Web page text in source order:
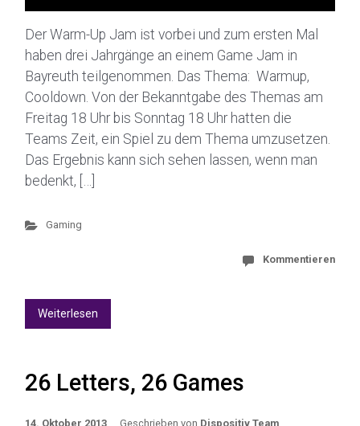
Der Warm-Up Jam ist vorbei und zum ersten Mal
haben drei Jahrgänge an einem Game Jam in
Bayreuth teilgenommen. Das Thema: Warmup,
Cooldown. Von der Bekanntgabe des Themas am
Freitag 18 Uhr bis Sonntag 18 Uhr hatten die
Teams Zeit, ein Spiel zu dem Thema umzusetzen.
Das Ergebnis kann sich sehen lassen, wenn man
bedenkt, […]
Gaming
Kommentieren
Weiterlesen
26 Letters, 26 Games
14. Oktober 2013 Geschrieben von Dispositiv Team